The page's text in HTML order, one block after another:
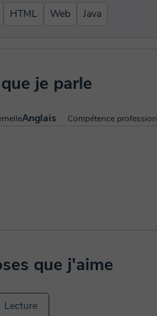
HTML Web Java
je parle
Anglais Compétence
que j'aime
Lecture